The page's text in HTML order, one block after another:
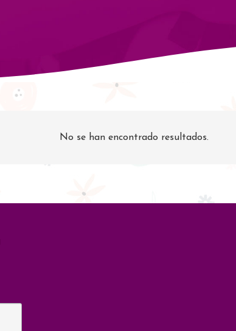
No se han encontrado resultados.